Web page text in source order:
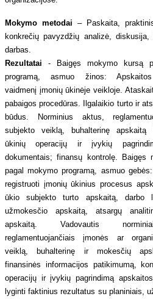
Mokymo metodai – Paskaita,
konkrečių pavyzdžių analizė, diskusija,
darbas.
Rezultatai - Baigęs mokymo kursą
programą, asmuo žinos:
vaidmenį įmonių ūkinėje veikloje.
pabaigos procedūras. Ilgalaikio turto ir
būdus. Norminius aktus,
subjekto veiklą, buhalterinę apskaitą
ūkinių operacijų ir įvykių
dokumentais; finansų kontrolę. Baigęs
pagal mokymo programą, asmuo
registruoti įmonių ūkinius procesus
ūkio subjekto turto apskaitą, darbo
užmokesčio apskaitą, atsargų
apskaitą. Vadovautis
reglamentuojančiais įmonės ar
veiklą, buhalterinę ir mokesčių
finansinės informacijos patikimumą,
operacijų ir įvykių pagrindimą apskaitos
lyginti faktinius rezultatus su planiniais,